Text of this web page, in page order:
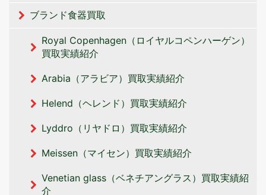
ブランド食器買取
Royal Copenhagen（ロイヤルコペンハーゲン）
買取実績紹介
Arabia（アラビア）買取実績紹介
Helend（ヘレンド）買取実績紹介
Lyddro（リヤドロ）買取実績紹介
Meissen（マイセン）買取実績紹介
Venetian glass（ベネチアングラス）買取実績紹
介